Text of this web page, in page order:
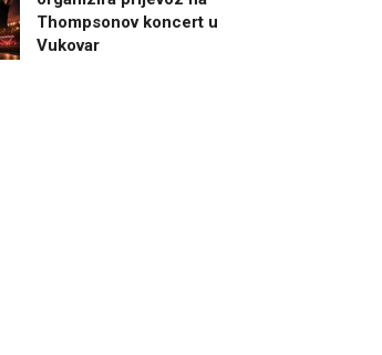
Thompsonov koncert u
Vukovar